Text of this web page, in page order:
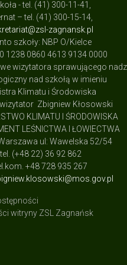
- tel. (41) 300-11-41,
– tel. (41) 300-15-14,
zagnansk.pl
szkoły: NBP O/Kielce
1238 0860 4613 9134 0000
wizytatora sprawującego
nad szkołą w imieniu
Klimatu i Środowiska
Zbigniew Kłosowski
KLIMATU I ŚRODOWISKA
LEŚNICTWA I ŁOWIECTWA
ul: Wawelska 52/54
tel. (+48 22) 36 92 862
+48 728 935 267
witryny ZSL Zagnańsk